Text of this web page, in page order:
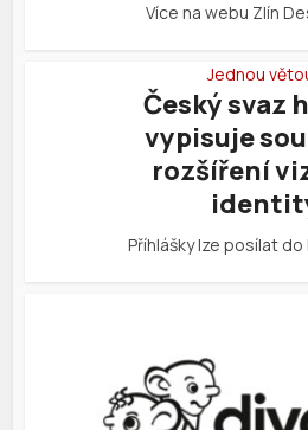
Více na webu Zlín
Jednou
Český svaz
vypisuje
rozšíření
Příhlášky lze posílat